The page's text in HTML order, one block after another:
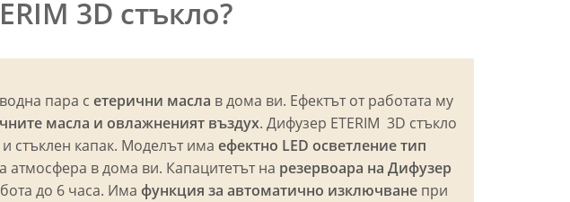
3D стъкло?
пара с етерични масла в дома ви. Ефектът от работата му
масла и овлажненият въздух. Дифузер ETERIM 3D стъкло
стъклен капак. Моделът има ефектно LED осветление тип
атмосфера в дома ви. Капацитетът на резервоара на Дифузер
до 6 часа. Има функция за автоматично изключванепри